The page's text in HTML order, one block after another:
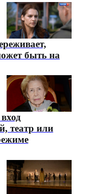
быть на
театр или